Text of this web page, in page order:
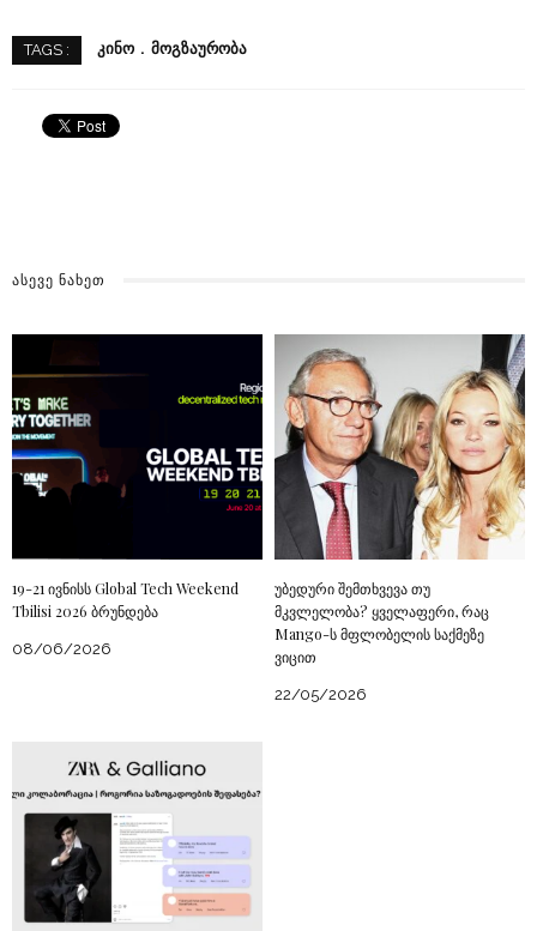
TAGS : ᲙᲘᲜᲝ ᲛᲝᲒᲖᲐᲣᲠᲝᲑᲐ
ᲐᲡᲔᲕᲔ ᲜᲐᲮᲔᲗ
19-21 ივნისს Global Tech Weekend
Tbilisi 2026 ბრუნდება
08/06/2026
უბედური შემთხვევა თუ
მკვლელობა? ყველაფერი, რაც
Mango-ს მფლობელის საქმეზე
ვიცით
22/05/2026